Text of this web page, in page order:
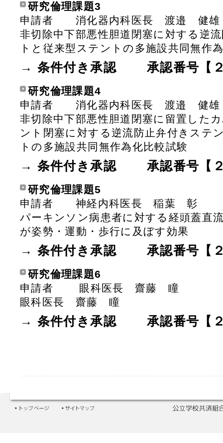
研究倫理課題3
申請者 消化器内科医長 渡
非切除中下部悪性胆道閉塞に対する逆
トと従来型ステントの多施設共同無作
→ 条件付き承認 承認番号【２
研究倫理課題4
申請者 消化器内科医長 渡
非切除中下部悪性胆道閉塞に留置した
ント閉塞に対する逆流防止弁付きステ
トの多施設共同無作為化比較試験
→ 条件付き承認 承認番号【２
研究倫理課題5
申請者 神経内科医長 稲葉
パーキンソン病患者に対する経頭蓋直
が姿勢・運動・歩行に及ぼす効果
→ 条件付き承認 承認番号【２
研究倫理課題6
申請者 眼科医長 齋藤 瞳
眼科医長 齋藤 瞳
→ 条件付き承認 承認番号【２